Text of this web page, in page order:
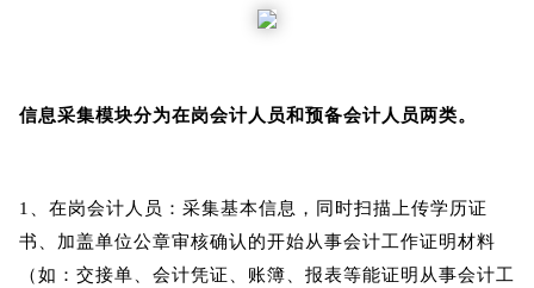
信息采集模块分为在岗会计人员和预备会计人员两类。
1、在岗会计人员：采集基本信息，同时扫描上传学历证
书、加盖单位公章审核确认的开始从事会计工作证明材料
（如：交接单、会计凭证、账簿、报表等能证明从事会计工